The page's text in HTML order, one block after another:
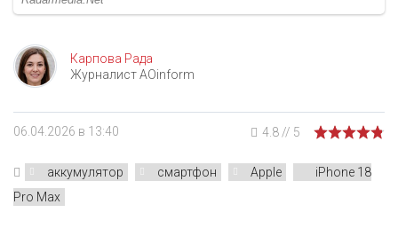
Карпова Рада
Журналист AOinform
06.04.2026 в 13:40 4.8 // 5
аккумулятор смартфон Apple
iPhone 18
Pro Max